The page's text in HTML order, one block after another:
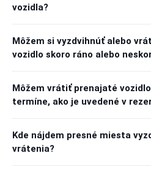
vozidla?
Môžem si vyzdvihnúť alebo
vozidlo skoro ráno alebo
Môžem vrátiť prenajaté
termíne, ako je uvedené v
Kde nájdem presné miesta
vrátenia?